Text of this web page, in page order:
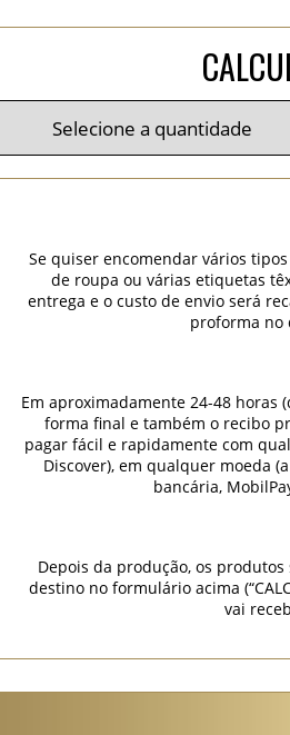
Se quiser encomendar vários
de roupa ou várias etiquetas
entrega e o custo de envio será
proforma no
Em aproximadamente 24-48 horas
forma final e também o recibo
pagar fácil e rapidamente com
Discover), em qualquer moeda
bancária,
Depois da produção, os
destino no formulário acima
vai